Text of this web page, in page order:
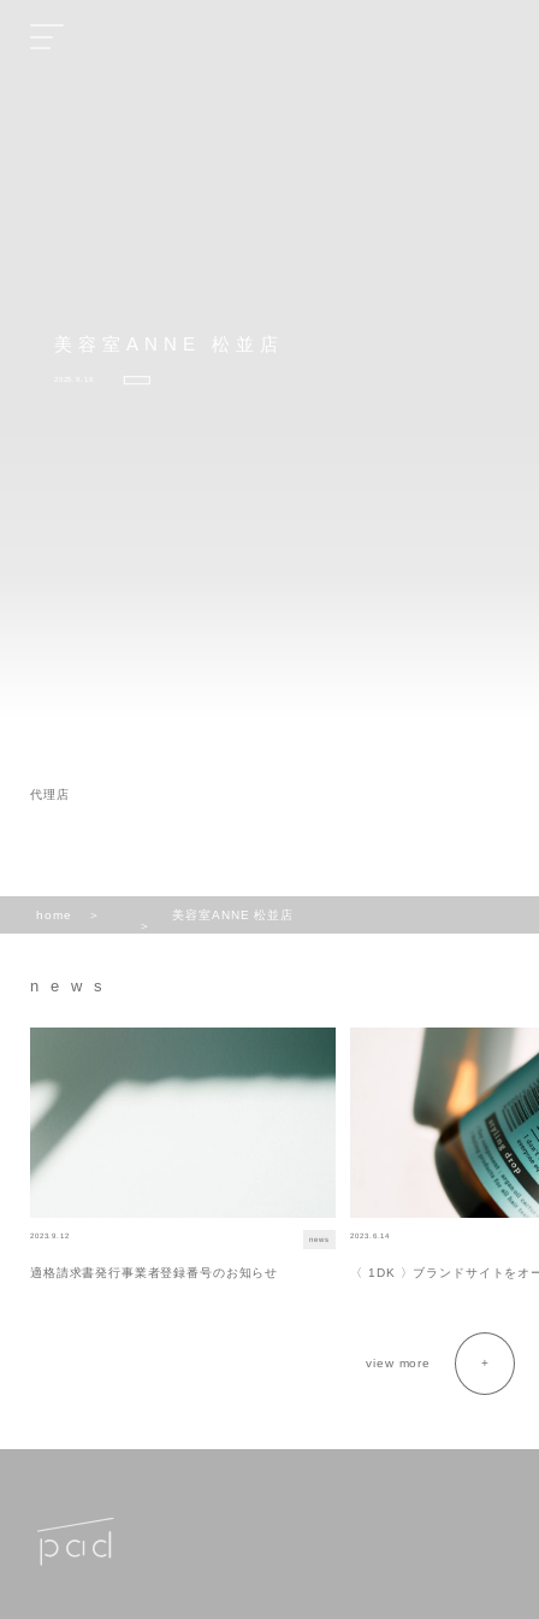
美容室ANNE 松並店
代理店
home 美容室ANNE 松並店
news
2023.9.12 news
適格請求書発行事業者登録番号のお知らせ
2023.6.14
〈 1DK 〉ブランドサイトをオ
view more